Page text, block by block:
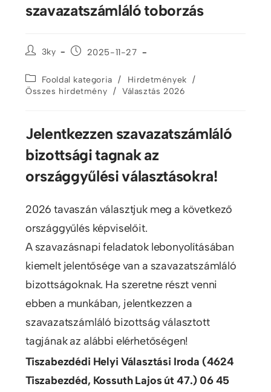
szavazatszámláló toborzás
3ky 2025-11-27
Fooldal kategoria / Hirdetmények /
Összes hirdetmény / Választás 2026
Jelentkezzen szavazatszámláló
bizottsági tagnak az
országgyűlési választásokra!
2026 tavaszán választjuk meg a következő
országgyűlés képviselőit.
A szavazásnapi feladatok lebonyolításában
kiemelt jelentősége van a szavazatszámláló
bizottságoknak. Ha szeretne részt venni
ebben a munkában, jelentkezzen a
szavazatszámláló bizottság választott
tagjának az alábbi elérhetőségen!
Tiszabezdédi Helyi Választási Iroda (4624
Tiszabezdéd, Kossuth Lajos út 47.) 06 45